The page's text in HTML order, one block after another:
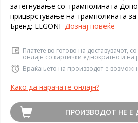
затегнување со трамполината
прицврстување на трамполината
Бренд: LEGONI Дознај повеќе
Платете во готово на доставувачот,
онлајн со картички еднократно и на
Враќањето на производот е
Како да нарачате онлајн?
ПРОИЗВОДОТ НЕ Е